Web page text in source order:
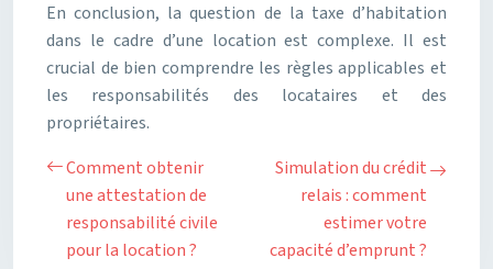
En conclusion, la question de la taxe d’habitation
dans le cadre d’une location est complexe. Il est
crucial de bien comprendre les règles applicables et
les responsabilités des locataires et des
propriétaires.
Comment obtenir
une attestation de
responsabilité civile
pour la location ?
Simulation du crédit
relais : comment
estimer votre
capacité d’emprunt ?